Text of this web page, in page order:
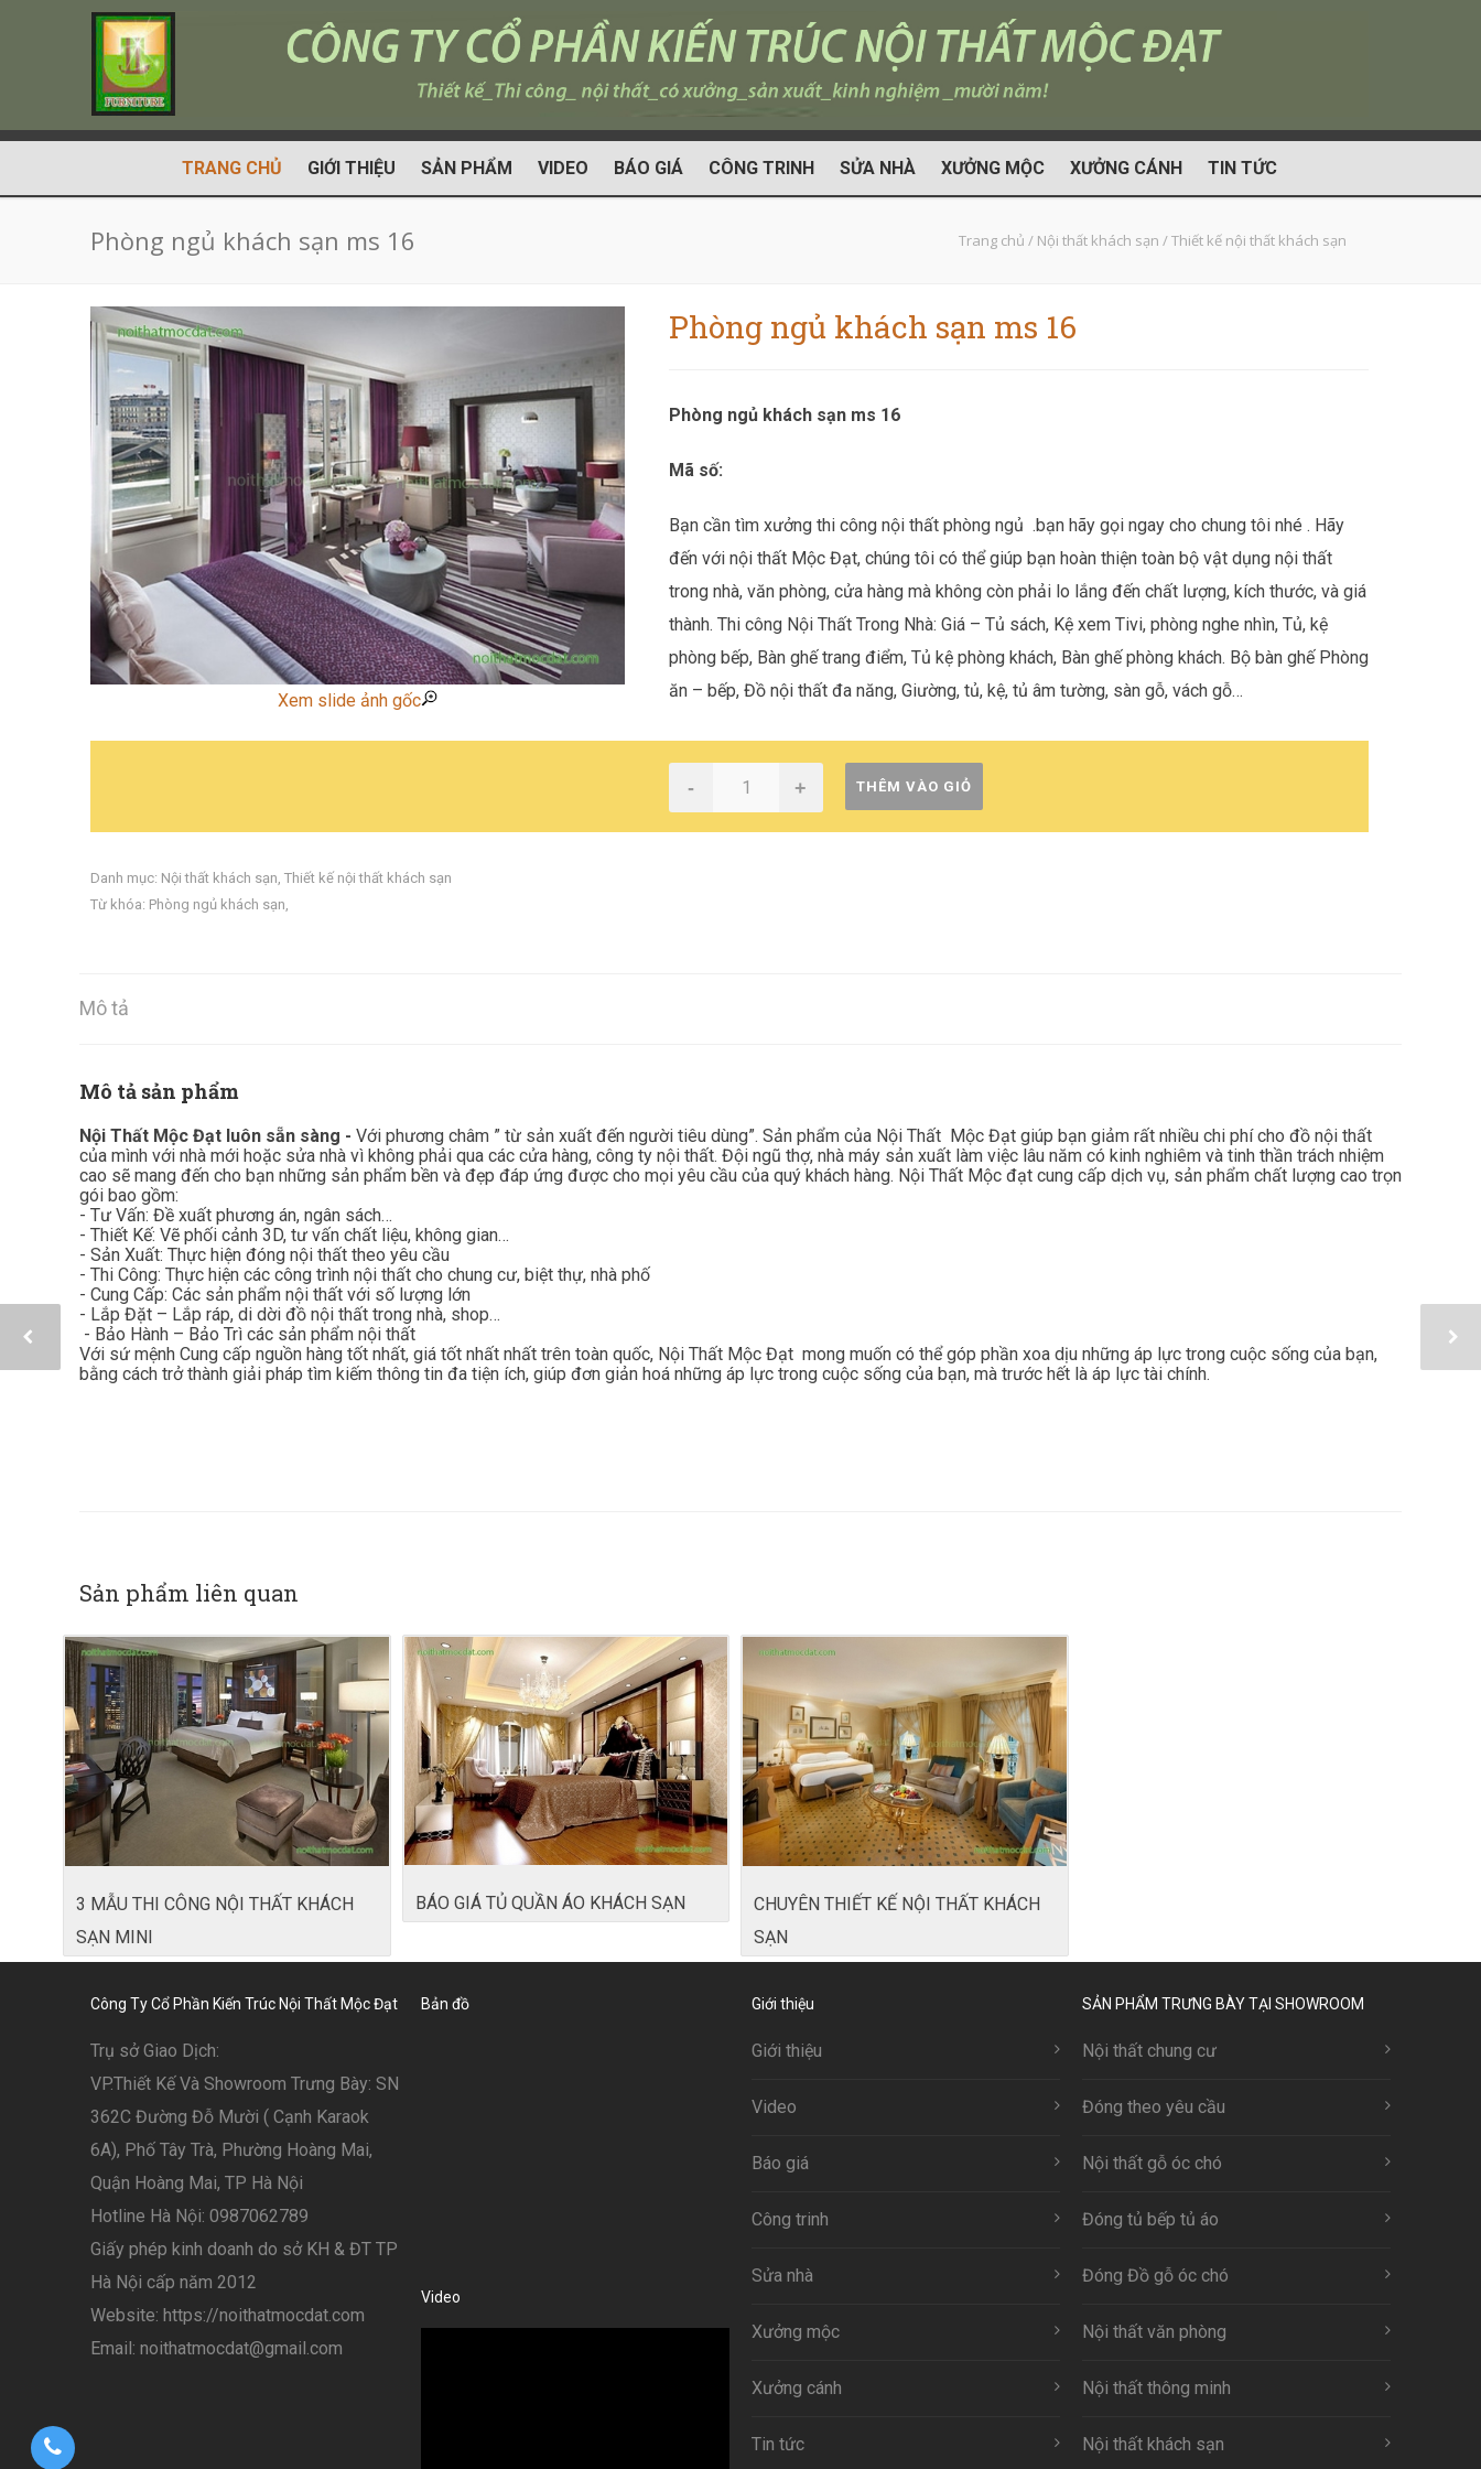
TRANG CHỦ GIỚI THIỆU SẢN PHẨM VIDEO BÁO GIÁ CÔNG TRINH SỬA NHÀ XƯỞNG MỘC XƯỞNG CÁNH TIN TỨC
Phòng ngủ khách sạn ms 16 Trang chủ / Nội thất khách sạn /Thiết kế nội thất khách sạn
Xem slide ảnh gốc
Phòng ngủ khách sạn ms 16
Phòng ngủ khách sạn ms 16
Mã số:
Bạn cần tìm xưởng thi công nội thất phòng ngủ .bạn hãy gọi ngay cho chung tôi nhé . Hãy
đến với nội thất Mộc Đạt, chúng tôi có thể giúp bạn hoàn thiện toàn bộ vật dụng nội thất
trong nhà, văn phòng, cửa hàng mà không còn phải lo lắng đến chất lượng, kích thước, và giá
thành. Thi công Nội Thất Trong Nhà: Giá – Tủ sách, Kệ xem Tivi, phòng nghe nhìn, Tủ, kệ
phòng bếp, Bàn ghế trang điểm, Tủ kệ phòng khách, Bàn ghế phòng khách. Bộ bàn ghế Phòng
ăn – bếp, Đồ nội thất đa năng, Giường, tủ, kệ, tủ âm tường, sàn gỗ, vách gỗ…
- + THÊM VÀO GIỎ
Danh mục: Nội thất khách sạn, Thiết kế nội thất khách sạn
Từ khóa: Phòng ngủ khách sạn,
Mô tả
Mô tả sản phẩm
Nội Thất Mộc Đạt luôn sẵn sàng - Với phương châm ” từ sản xuất đến người tiêu dùng”. Sản phẩm của Nội Thất Mộc Đạt giúp bạn giảm rất nhiều chi phí cho đồ nội thất
của mình với nhà mới hoặc sửa nhà vì không phải qua các cửa hàng, công ty nội thất. Đội ngũ thợ, nhà máy sản xuất làm việc lâu năm có kinh nghiêm và tinh thần trách nhiệm
cao sẽ mang đến cho bạn những sản phẩm bền và đẹp đáp ứng được cho mọi yêu cầu của quý khách hàng. Nội Thất Mộc đạt cung cấp dịch vụ, sản phẩm chất lượng cao trọn
gói bao gồm:
- Tư Vấn: Đề xuất phương án, ngân sách…
- Thiết Kế: Vẽ phối cảnh 3D, tư vấn chất liệu, không gian…
- Sản Xuất: Thực hiện đóng nội thất theo yêu cầu
- Thi Công: Thực hiện các công trình nội thất cho chung cư, biệt thự, nhà phố
- Cung Cấp: Các sản phẩm nội thất với số lượng lớn
- Lắp Đặt – Lắp ráp, di dời đồ nội thất trong nhà, shop…
- Bảo Hành – Bảo Trì các sản phẩm nội thất
Với sứ mệnh Cung cấp nguồn hàng tốt nhất, giá tốt nhất nhất trên toàn quốc, Nội Thất Mộc Đạt mong muốn có thể góp phần xoa dịu những áp lực trong cuộc sống của bạn,
bằng cách trở thành giải pháp tìm kiếm thông tin đa tiện ích, giúp đơn giản hoá những áp lực trong cuộc sống của bạn, mà trước hết là áp lực tài chính.
Sản phẩm liên quan
3 MẪU THI CÔNG NỘI THẤT KHÁCH
SẠN MINI
BÁO GIÁ TỦ QUẦN ÁO KHÁCH SẠN
CHUYÊN THIẾT KẾ NỘI THẤT KHÁCH
SẠN
Công Ty Cổ Phần Kiến Trúc Nội Thất Mộc Đạt
Trụ sở Giao Dịch:
VP.Thiết Kế Và Showroom Trưng Bày: SN
362C Đường Đỗ Mười ( Cạnh Karaok
6A), Phố Tây Trà, Phường Hoàng Mai,
Quận Hoàng Mai, TP Hà Nội
Hotline Hà Nội: 0987062789
Giấy phép kinh doanh do sở KH & ĐT TP
Hà Nội cấp năm 2012
Website: https://noithatmocdat.com
Email: noithatmocdat@gmail.com
Bản đồ
Video
Giới thiệu
Giới thiệu
Video
Báo giá
Công trinh
Sửa nhà
Xưởng mộc
Xưởng cánh
Tin tức
SẢN PHẨM TRƯNG BÀY TẠI SHOWROOM
Nội thất chung cư
Đóng theo yêu cầu
Nội thất gỗ óc chó
Đóng tủ bếp tủ áo
Đóng Đồ gỗ óc chó
Nội thất văn phòng
Nội thất thông minh
Nội thất khách sạn